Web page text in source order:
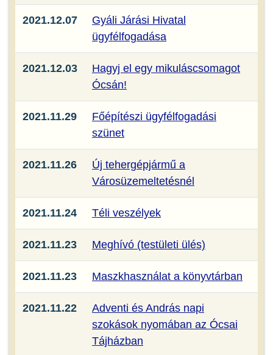
2021.12.07
Gyáli Járási Hivatal
ügyfélfogadása
2021.12.03
Hagyj el egy mikuláscsomagot
Ócsán!
2021.11.29
Főépítészi ügyfélfogadási
szünet
2021.11.26
Új tehergépjármű a
Városüzemeltetésnél
2021.11.24 Téli veszélyek
2021.11.23 Meghívó (testületi ülés)
2021.11.23 Maszkhasználat a könyvtárban
2021.11.22
Adventi és András napi
szokások nyomában az Ócsai
Tájházban